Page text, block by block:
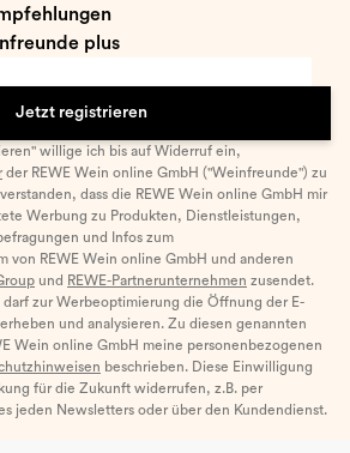
plus
Jetzt registrieren
willige ich bis auf Widerruf ein,
der REWE Wein online GmbH ("Weinfreunde") zu
dass die REWE Wein online GmbH mir
Werbung zu Produkten, Dienstleistungen,
und Infos zum
von REWE Wein online GmbH und anderen
und REWE-Partnerunternehmen zusendet.
darf zur Werbeoptimierung die Öffnung der E-
und analysieren. Zu diesen genannten
Wein online GmbH meine personenbezogenen
beschrieben. Diese Einwilligung
für die Zukunft widerrufen, z.B. per
jeden Newsletters oder über den Kundendienst.